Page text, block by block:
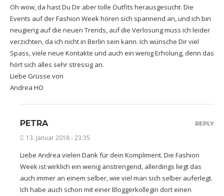
Oh wow, da hast Du Dir aber tolle Outfits herausgesucht. Die
Events auf der Fashion Week hören sich spannend an, und ich bin
neugierig auf die neuen Trends, auf die Verlosung muss ich leider
verzichten, da ich nicht in Berlin sein kann. Ich wünsche Dir viel
Spass, viele neue Kontakte und auch ein wenig Erholung, denn das
hört sich alles sehr stressig an.
Liebe Grüsse von
Andrea HO
PETRA
13. Januar 2018 - 23:35
Liebe Andrea vielen Dank für dein Kompliment. Die Fashion
Week ist wirklich ein wenig anstrengend, allerdings liegt das
auch immer an einem selber, wie viel man sich selber auferlegt.
Ich habe auch schon mit einer Bloggerkollegin dort einen
REPLY